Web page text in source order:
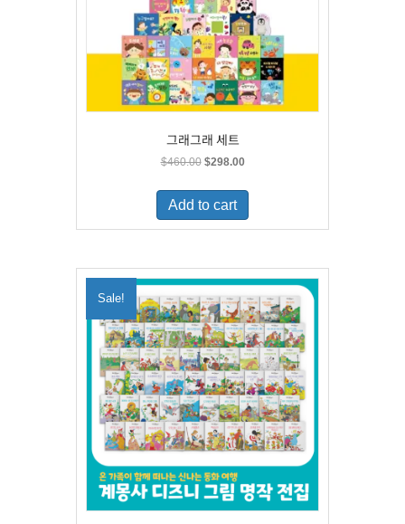
그래그래 세트
$460.00 Original
was:
$460.00.
$298.00Current
is:
Add to cart
Sale!